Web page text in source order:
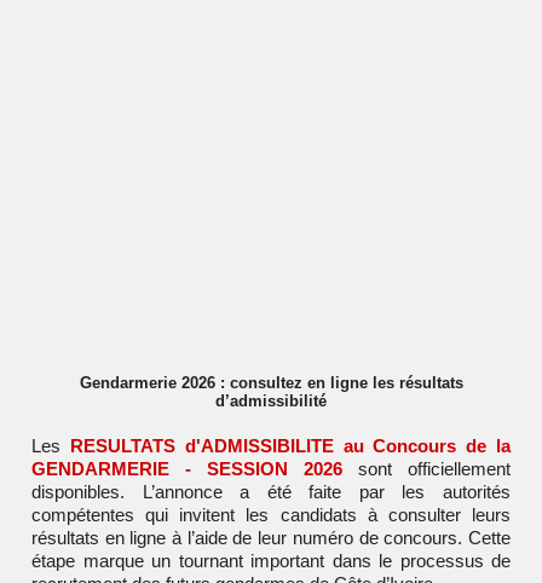
Gendarmerie 2026 : consultez en ligne les résultats
d’admissibilité
Les RESULTATS d'ADMISSIBILITE au Concours de la
GENDARMERIE - SESSION 2026
sont officiellement
disponibles. L’annonce a été faite par les autorités
compétentes qui invitent les candidats à consulter leurs
résultats en ligne à l’aide de leur numéro de concours. Cette
étape marque un tournant important dans le processus de